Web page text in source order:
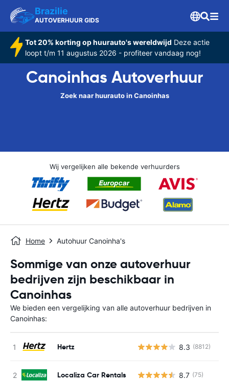
Brazilie
AUTOVERHUUR GIDS
Tot 20% korting op huurauto's wereldwijd Deze actie
loopt t/m 11 augustus 2026 - profiteer vandaag nog!
Canoinhas Autoverhuur
Zoek naar huurauto in Canoinhas
Wij vergelijken alle bekende verhuurders
Home Autohuur Canoinha's
Sommige van onze autoverhuur
bedrijven zijn beschikbaar in
Canoinhas
We bieden een vergelijking van alle autoverhuur bedrijven in
Canoinhas:
Hertz 8.3 (8812)
Localiza Car Rentals 8.7 (75)